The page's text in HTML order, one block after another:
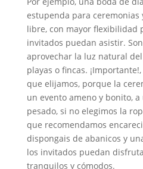
estupenda para ceremonias
libre, con mayor flexibilidad
invitados puedan asistir. Son
aprovechar la luz natural
playas o fincas.
que elijamos, porque la
un evento ameno y bonito,
pesado, si no elegimos la
que recomendamos
dispongais de abanicos y
los invitados puedan
tranquilos y cómodos.